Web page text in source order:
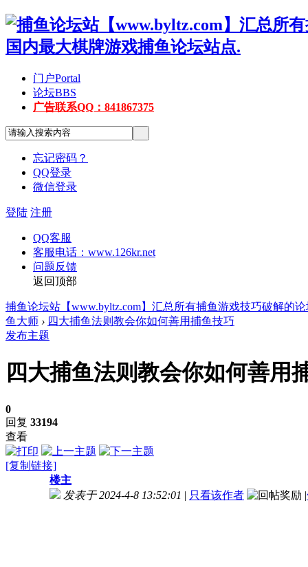
门户Portal
论坛BBS
广告联系QQ：841867375
忘记密码？
QQ登录
微信登录
登陆 注册
QQ客服
客服电话：www.126kr.net
问题反馈
返回顶部
捕鱼论坛站【www.byltz.com】汇总所有捕鱼游戏技巧破解的
鱼大师 › 四大捕鱼法则教会你如何善用捕鱼技巧
发布主题
四大捕鱼法则教会你如何善用
0
回复 33194
查看
[复制链接]
楼主
发表于 2024-4-8 13:52:01 | 只看该作者 |